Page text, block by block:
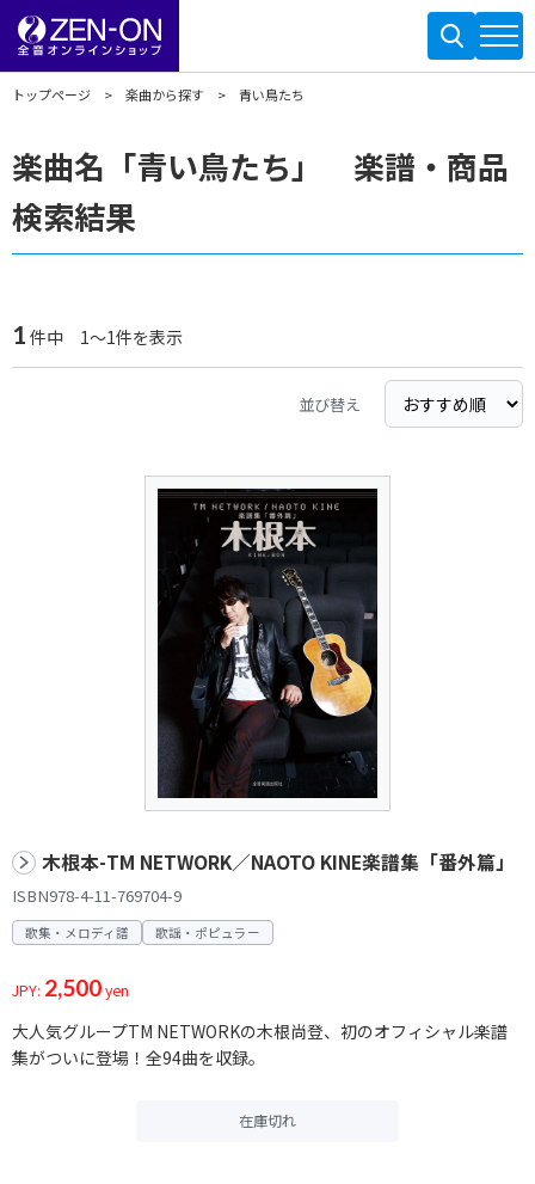
トップページ 楽曲から探す 青い鳥たち
楽曲名「青い鳥たち」 楽譜・商品
検索結果
1 件中 1～1件を表示
並び替え
木根本-TM NETWORK／NAOTO KINE楽譜集「番外篇」
ISBN978-4-11-769704-9
歌集・メロディ譜 歌謡・ポピュラー
JPY: 2,500yen
大人気グループTM NETWORKの木根尚登、初のオフィシャル楽譜
集がついに登場！全94曲を収録。
在庫切れ